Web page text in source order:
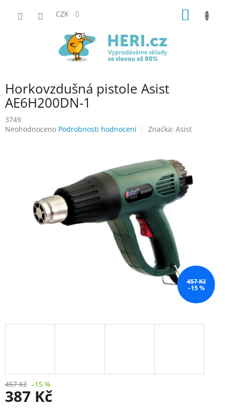
CZK
Horkovzdušná pistole Asist
AE6H200DN-1
3749
Průměrné
Neohodnoceno Podrobnosti hodnocení Značka: Asist
457 Kč
–15 %
457 Kč –15 %
387 Kč